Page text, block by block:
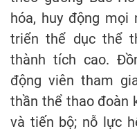
hóa, huy động
triển thể dục thể
thành tích cao.
động viên tham
thần thể thao đoàn
và tiến bộ; nỗ lực